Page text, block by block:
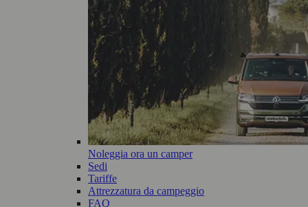
Noleggia ora un camper
Sedi
Tariffe
Attrezzatura da campeggio
FAQ